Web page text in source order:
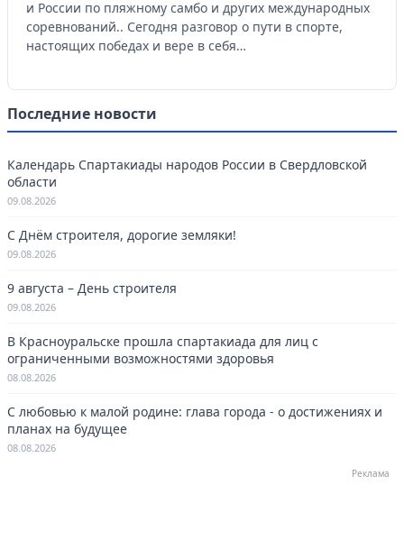
и России по пляжному самбо и других международных
соревнований.. Сегодня разговор о пути в спорте,
настоящих победах и вере в себя…
Последние новости
Календарь Спартакиады народов России в Свердловской
области
09.08.2026
С Днём строителя, дорогие земляки!
09.08.2026
9 августа – День строителя
09.08.2026
В Красноуральске прошла спартакиада для лиц с
ограниченными возможностями здоровья
08.08.2026
С любовью к малой родине: глава города - о достижениях и
планах на будущее
08.08.2026
Реклама